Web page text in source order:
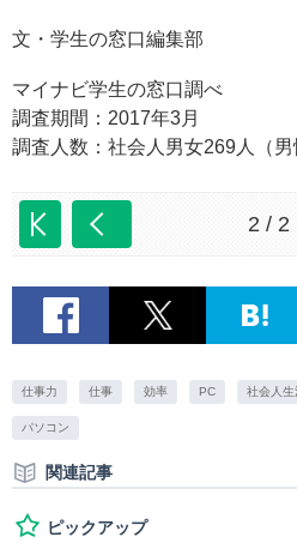
文・学生の窓口編集部
マイナビ学生の窓口調べ
調査期間：2017年3月
調査人数：社会人男女269人（男
2 / 2
仕事力 仕事 効率 PC 社会人生
パソコン
関連記事
ピックアップ